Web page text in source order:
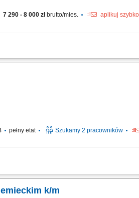
7 290 - 8 000 złbrutto/mies. aplikuj szybko
z ustalonym menu lokalu. Dbanie o
pełny etat Szukamy 2 pracowników
jakość i estetykę wydawanych
k/m